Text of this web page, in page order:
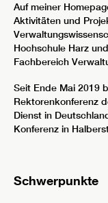
Auf meiner
Aktivitäten und
Hochschule Harz
Fachbereich
Seit Ende Mai 2019
Rektorenkonferenz
Dienst in
Konferenz in
Schwerpunkte